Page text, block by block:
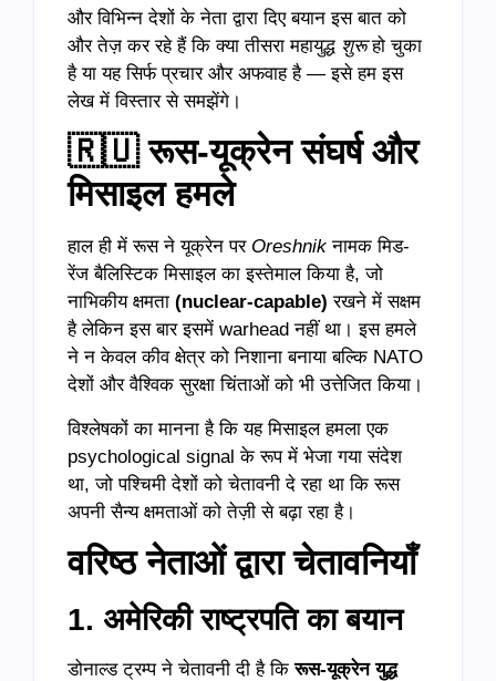
और विभिन्न देशों के नेता द्वारा दिए बयान इस बात को
और तेज़ कर रहे हैं कि क्या तीसरा महायुद्ध शुरूहो चुका
है या यह सिर्फ प्रचार और अफवाह है — इसे हम इस
लेख में विस्तार से समझेंगे।
🇷🇺 रूस-यूक्रेन संघर्ष और
मिसाइल हमले
हाल ही में रूस ने यूक्रेन पर Oreshnik नामक मिड-
रेंज बैलिस्टिक मिसाइल का इस्तेमाल किया है, जो
नाभिकीय क्षमता (nuclear-capable) रखने में सक्षम
है लेकिन इस बार इसमें warhead नहीं था। इस हमले
ने न केवल कीव क्षेत्र को निशाना बनाया बल्कि NATO
देशों और वैश्विक सुरक्षा चिंताओं को भी उत्तेजित किया।
विश्लेषकों का मानना है कि यह मिसाइल हमला एक
psychological signal के रूप में भेजा गया संदेश
था, जो पश्चिमी देशों को चेतावनी दे रहा था कि रूस
अपनी सैन्य क्षमताओं को तेज़ी से बढ़ा रहा है।
वरिष्ठ नेताओं द्वारा चेतावनियाँ
1. अमेरिकी राष्ट्रपति का बयान
डोनाल्ड ट्रम्प ने चेतावनी दी है किरूस-यूक्रेन युद्ध